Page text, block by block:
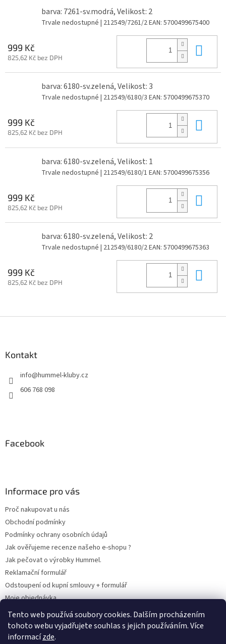
Tento web používá soubory cookies. Dalším procházením
tohoto webu vyjadřujete souhlas s jejich používáním. Více
informacízde.
barva: 7261-sv.modrá, Velikost: 2
Trvale nedostupné | 212549/7261/2EAN: 5700499675400
999 Kč
825,62 Kč bez DPH
barva: 6180-sv.zelená, Velikost: 3
Trvale nedostupné | 212549/6180/3 EAN: 5700499675370
999 Kč
825,62 Kč bez DPH
barva: 6180-sv.zelená, Velikost: 1
Trvale nedostupné | 212549/6180/1 EAN: 5700499675356
999 Kč
825,62 Kč bez DPH
barva: 6180-sv.zelená, Velikost: 2
Trvale nedostupné | 212549/6180/2EAN: 5700499675363
999 Kč
825,62 Kč bez DPH
Kontakt
info@hummel-kluby.cz
606 768 098
Facebook
Informace pro vás
Proč nakupovat u nás
Obchodní podmínky
Podmínky ochrany osobních údajů
Jak ověřujeme recenze našeho e-shopu ?
Jak pečovat o výrobky Hummel.
Reklamační formulář
Odstoupení od kupní smlouvy + formulář
Moje objednávka
Odstoupení od smlouvy